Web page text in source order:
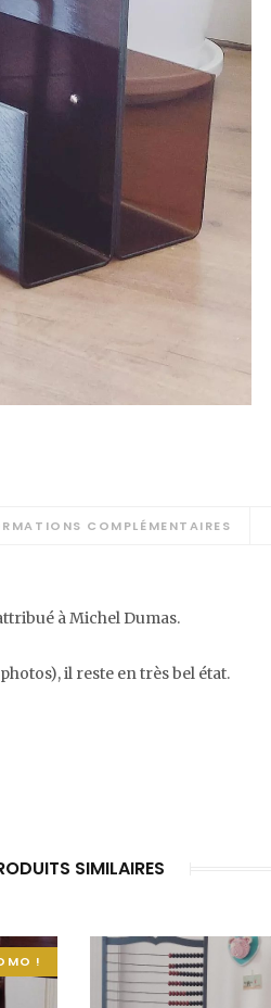
COMPLÉMENTAIRES
à Michel Dumas.
il reste en très bel état.
SIMILAIRES
!